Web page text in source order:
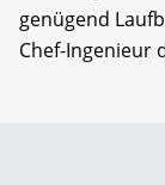
genügend
Chef-Ingenieur